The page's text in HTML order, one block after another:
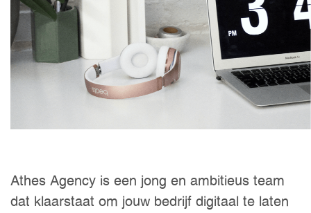
Athes Agency is een jong en ambitieus team
dat klaarstaat om jouw bedrijf digitaal te laten